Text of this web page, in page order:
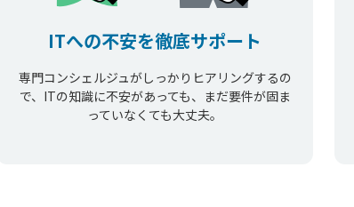
ITへの不安を徹底サポート
専門コンシェルジュがしっかりヒアリングするの
で、ITの知識に不安があっても、まだ要件が固ま
っていなくても大丈夫。